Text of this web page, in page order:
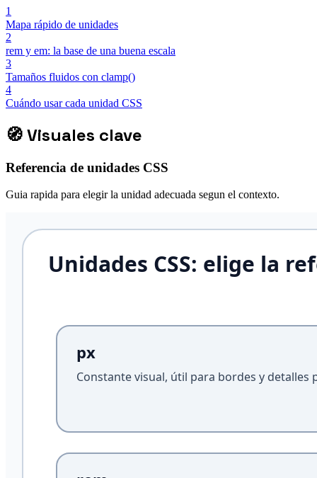
1
Mapa rápido de unidades
2
rem y em: la base de una buena escala
3
Tamaños fluidos con clamp()
4
Cuándo usar cada unidad CSS
🧭Visuales clave
Referencia de unidades CSS
Guia rapida para elegir la unidad adecuada segun el contexto.